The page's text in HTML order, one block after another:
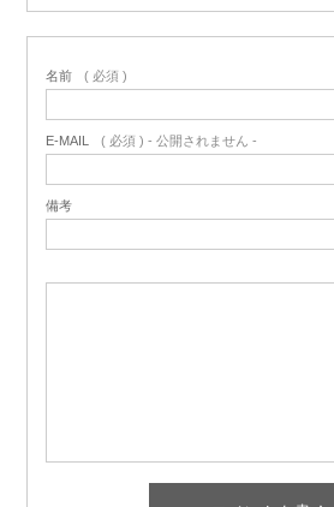
名前 ( 必須 )
E-MAIL ( 必須 ) - 公開されません -
備考